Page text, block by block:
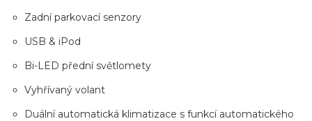
Zadní parkovací senzory
USB & iPod
Bi-LED přední světlomety
Vyhřívaný volant
Duální automatická klimatizace s funkcí automatického